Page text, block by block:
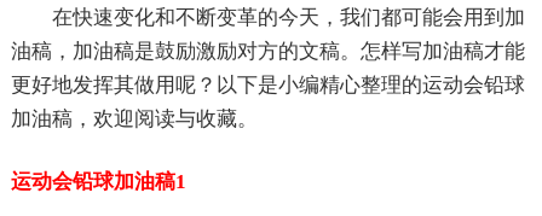
在快速变化和不断变革的今天，我们都可能会用到加
油稿，加油稿是鼓励激励对方的文稿。怎样写加油稿才能
更好地发挥其做用呢？以下是小编精心整理的运动会铅球
加油稿，欢迎阅读与收藏。
运动会铅球加油稿1